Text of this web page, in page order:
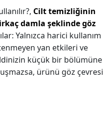
Cilt temizliğinin
damla şeklinde göz
Yalnızca harici kullanım
yan etkileri ve
küçük bir bölümüne
ürünü göz çevresi